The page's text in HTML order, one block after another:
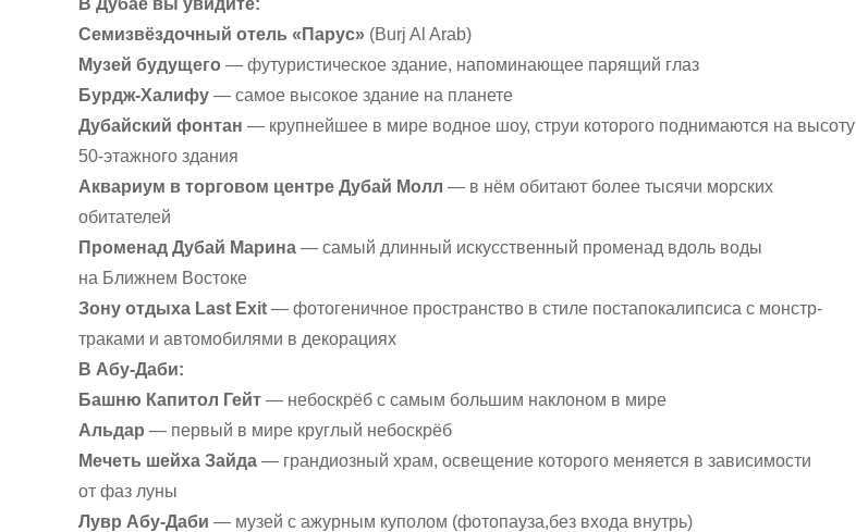
В Дубае вы увидите:
Семизвёздочный отель «Парус» (Burj Al Arab)
Музей будущего — футуристическое здание, напоминающее парящий глаз
Бурдж-Халифу — самое высокое здание на планете
Дубайский фонтан — крупнейшее в мире водное шоу, струи которого поднимаются на высоту
50-этажного здания
Аквариум в торговом центре Дубай Молл — в нём обитают более тысячи морских
обитателей
Променад Дубай Марина — самый длинный искусственный променад вдоль воды
на Ближнем Востоке
Зону отдыха Last Exit — фотогеничное пространство в стиле постапокалипсиса с монстр-
траками и автомобилями в декорациях
В Абу-Даби:
Башню Капитол Гейт — небоскрёб с самым большим наклоном в мире
Альдар — первый в мире круглый небоскрёб
Мечеть шейха Зайда — грандиозный храм, освещение которого меняется в зависимости
от фаз луны
Лувр Абу-Даби — музей с ажурным куполом (фотопауза,без входа внутрь)